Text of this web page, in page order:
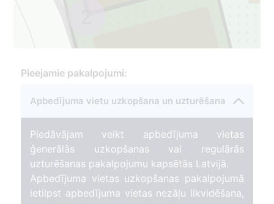
Pieejamie pakalpojumi:
Apbedījuma vietu uzkopšana un uzturēšana
Piedāvājam veikt apbedījuma vietas
ģenerālās uzkopšanas vai regulārās
uzturēšanas pakalpojumu kapsētās Latvijā.
Apbedījuma vietas uzkopšanas pakalpojumā
ietilpst apbedījuma vietas nezāļu likvidēšana,